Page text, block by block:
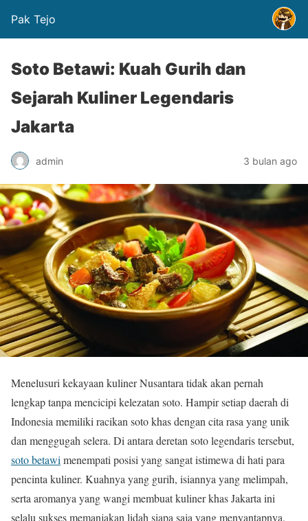
Pak Tejo
Soto Betawi: Kuah Gurih dan
Sejarah Kuliner Legendaris
Jakarta
admin 3 bulan ago
Menelusuri kekayaan kuliner Nusantara tidak akan pernah
lengkap tanpa mencicipi kelezatan soto. Hampir setiap daerah di
Indonesia memiliki racikan soto khas dengan cita rasa yang unik
dan menggugah selera. Di antara deretan soto legendaris tersebut,
soto betawi menempati posisi yang sangat istimewa di hati para
pencinta kuliner. Kuahnya yang gurih, isiannya yang melimpah,
serta aromanya yang wangi membuat kuliner khas Jakarta ini
selalu sukses memanjakan lidah siapa saja yang menyantapnya.